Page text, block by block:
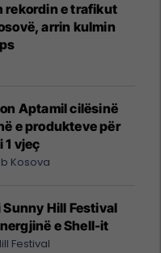
rekordin e trafikut
arrin kulmin
Aptamil cilësinë
e produkteve për
1 vjeç
Kosova
Hill Festival
e Shell-it
Festival